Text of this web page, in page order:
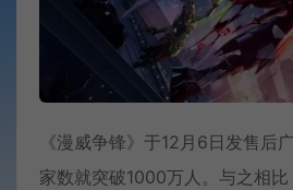
《漫威争锋》于12月6日发售后
家数就突破1000万人。与之相